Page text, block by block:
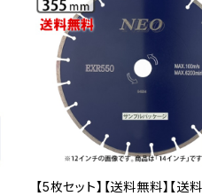
【5枚セット】【送料無料】【送